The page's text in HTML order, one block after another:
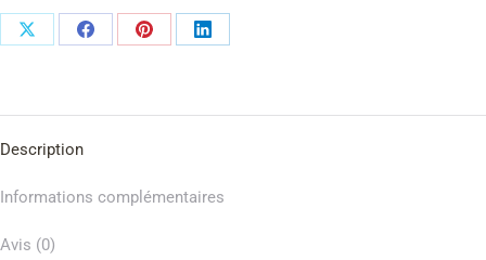
Description
Informations complémentaires
Avis (0)